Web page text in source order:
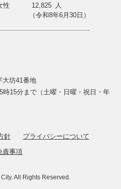
坊41番地
15分まで（土曜・日曜・祝日・年
針
プライバシーについて
責事項
All Rights Reserved.
性 12,825
人
（令和8年6月30日）